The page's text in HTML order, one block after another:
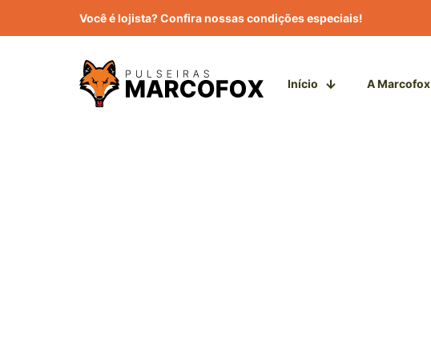
Você é lojista? Confira nossas condições especiais!
Início A Marcofox